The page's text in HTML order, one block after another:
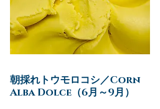
朝採れトウモロコシ／Corn
Alba Dolce（6月～9月）